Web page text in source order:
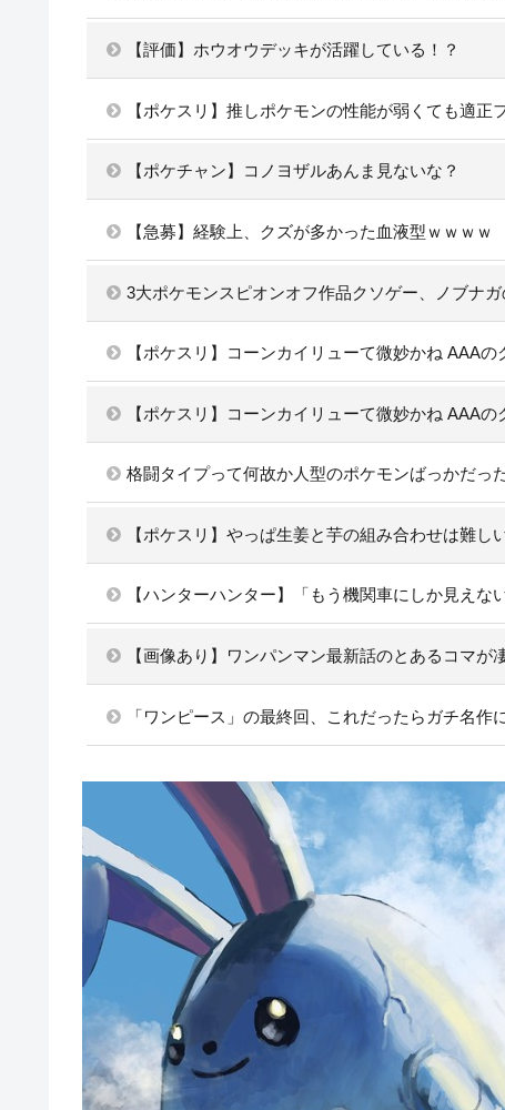
【評価】ホウオウデッキが活躍している！？
【ポケスリ】推しポケモンの性能が弱くても適正
【ポケチャン】コノヨザルあんま見ないな？
【急募】経験上、クズが多かった血液型ｗｗｗｗ
3大ポケモンスピオンオフ作品クソゲー、ノブナガ
【ポケスリ】コーンカイリューて微妙かね AAA
【ポケスリ】コーンカイリューて微妙かね AAA
格闘タイプって何故か人型のポケモンばっかだっ
【ポケスリ】やっぱ生姜と芋の組み合わせは難し
【ハンターハンター】「もう機関車にしか見え
【画像あり】ワンパンマン最新話のとあるコマ
「ワンピース」の最終回、これだったらガチ名作